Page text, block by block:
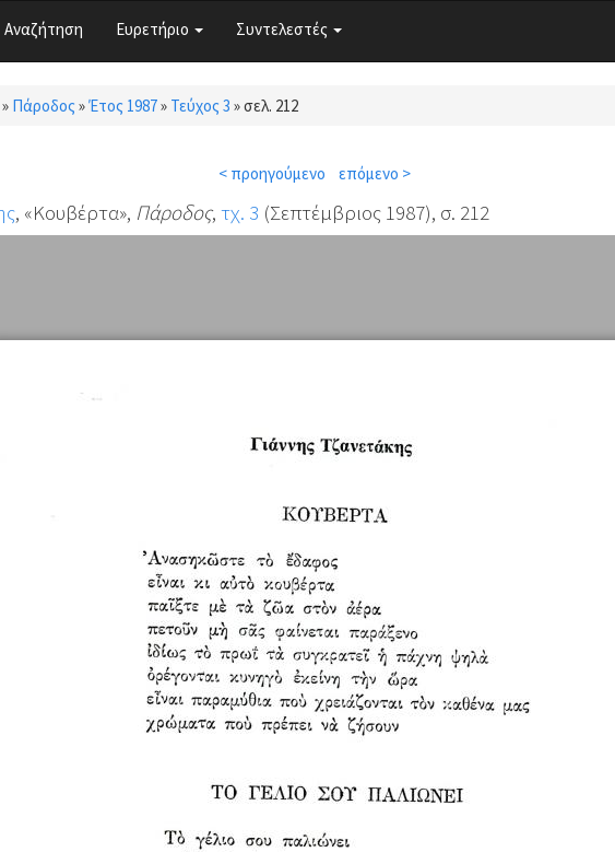
Αναζήτηση Ευρετήριο Συντελεστές
» Πάροδος »Έτος 1987» Τεύχος 3 »σελ. 212
< προηγούμενο επόμενο >
, «Κουβέρτα», Πάροδος, τχ. 3 (Σεπτέμβριος 1987), σ. 212